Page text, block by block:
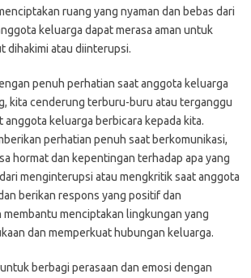
ruang yang nyaman dan bebas dari
keluarga dapat merasa aman untuk
dihakimi atau diinterupsi.
penuh perhatian saat anggota keluarga
kita cenderung terburu-buru atau terganggu
anggota keluarga berbicara kepada kita.
perhatian penuh saat berkomunikasi,
hormat dan kepentingan terhadap apa yang
menginterupsi atau mengkritik saat anggota
berikan respons yang positif dan
membantu menciptakan lingkungan yang
dan memperkuat hubungan keluarga.
berbagi perasaan dan emosi dengan